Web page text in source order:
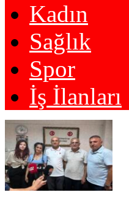
Kadın
Sağlık
Spor
İş İlanları